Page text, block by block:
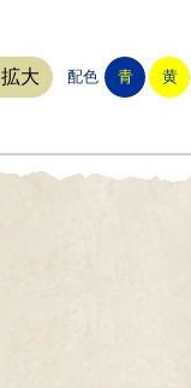
拡大 配色 青 黄